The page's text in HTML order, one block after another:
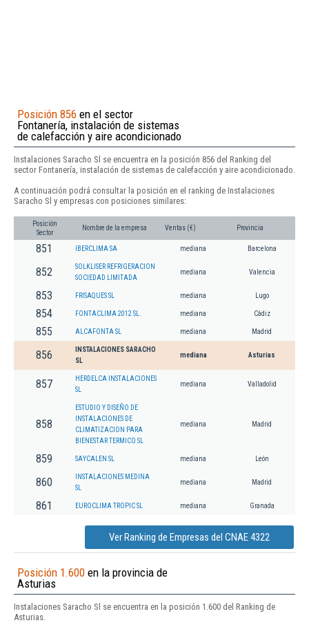
Posición 856 en el sector
Fontanería, instalación de sistemas
de calefacción y aire acondicionado
Instalaciones Saracho Sl se encuentra en la posición 856 del Ranking del
sector Fontanería, instalación de sistemas de calefacción y aire acondicionado.
A continuación podrá consultar la posición en el ranking de Instalaciones
Saracho Sl y empresas con posiciones similares:
Posición
Sector
Nombre de la empresa Ventas (€) Provincia
851 IBERCLIMA SA mediana Barcelona
852
SOLKLISER REFRIGERACION
SOCIEDAD LIMITADA
mediana Valencia
853 FRISAQUES SL mediana Lugo
854 FONTACLIMA 2012 SL. mediana Cádiz
855 ALCAFONTA SL mediana Madrid
856
INSTALACIONES SARACHO
SL
mediana Asturias
857
HERDELCA INSTALACIONES
SL
mediana Valladolid
858
ESTUDIO Y DISEÑO DE
INSTALACIONES DE
CLIMATIZACION PARA
BIENESTAR TERMICO SL
mediana Madrid
859 SAYCALEN SL mediana León
860
INSTALACIONES MEDINA
SL
mediana Madrid
861 EUROCLIMA TROPIC SL mediana Granada
Ver Ranking de Empresas del CNAE 4322
Posición 1.600 en la provincia de
Asturias
Instalaciones Saracho Sl se encuentra en la posición 1.600 del Ranking de
Asturias.